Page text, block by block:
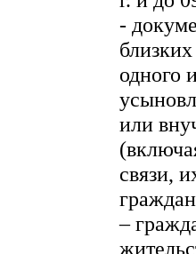
-
одного
или
связи,
–